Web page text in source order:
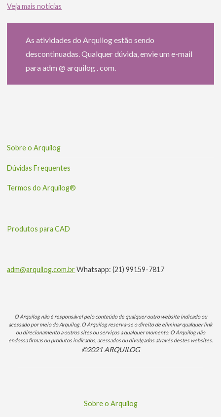
Veja mais notícias
As atividades do Arquilog estão sendo
descontinuadas. Qualquer dúvida, envie um e-mail
para adm @ arquilog . com.
Sobre o Arquilog
Dúvidas Frequentes
Termos do Arquilog®
Produtos para CAD
adm@arquilog.com.brWhatsapp: (21) 99159-7817
O Arquilog não é responsável pelo conteúdo de qualquer outro website indicado ou
acessado por meio do Arquilog. O Arquilog reserva-se o direito de eliminar qualquer link
ou direcionamento a outros sites ou serviços a qualquer momento. O Arquilog não
endossa firmas ou produtos indicados, acessados ou divulgados através destes websites.
©2021 ARQUILOG
Sobre o Arquilog